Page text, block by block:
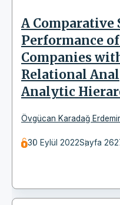
A Comparative
Performance
Companies
Relational
Analytic
Övgücan Karadağ Erdemir
30 Eylül 2022Sayfa